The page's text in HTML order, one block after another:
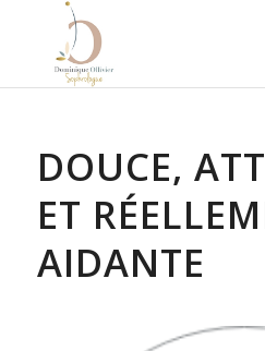
DOUCE,
ET
AIDANTE